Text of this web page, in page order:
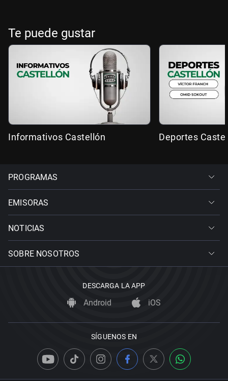
Te puede gustar
Informativos Castellón Deportes
PROGRAMAS
EMISORAS
NOTICIAS
SOBRE NOSOTROS
DESCARGA LA APP
Android iOS
SÍGUENOS EN